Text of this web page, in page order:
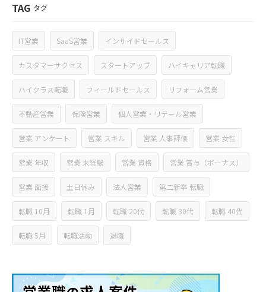
TAG タグ
IT営業 SaaS営業 インサイドセールス
カスタマーサクセス スタートアップ ハイキャリア転職
ハイクラス転職 フィールドセールス リフォーム営業
不動産営業 保険営業 個人営業・リテール営業
営業 アンケート 営業 スキル 営業 人事評価 営業 女性
営業 年収 営業 未経験 営業 資格 営業 賞与（ボーナス）
営業 面接 土日休み 法人営業 第二新卒 転職
転職 10月 転職 1月 転職 20代 転職 30代 転職 40代
転職 5月 転職活動 退職